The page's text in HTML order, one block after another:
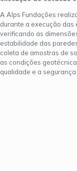
A Alps Fundações
durante a execução das
verificando as
estabilidade das
coleta de amostras de
as condições
qualidade e a